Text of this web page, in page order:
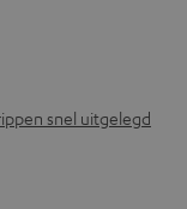
snel uitgelegd